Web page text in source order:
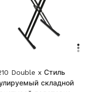
Double x Стиль
складной